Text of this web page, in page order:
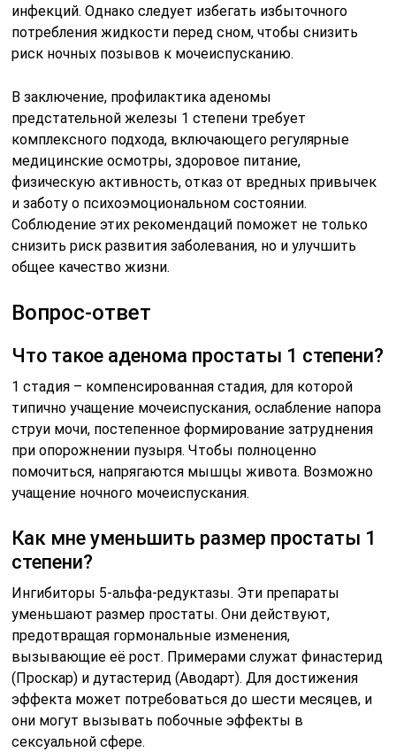
инфекций. Однако следует избегать избыточного
потребления жидкости перед сном, чтобы снизить
риск ночных позывов к мочеиспусканию.
В заключение, профилактика аденомы
предстательной железы 1 степени требует
комплексного подхода, включающего регулярные
медицинские осмотры, здоровое питание,
физическую активность, отказ от вредных привычек
и заботу о психоэмоциональном состоянии.
Соблюдение этих рекомендаций поможет не только
снизить риск развития заболевания, но и улучшить
общее качество жизни.
Вопрос-ответ
Что такое аденома простаты 1 степени?
1 стадия – компенсированная стадия, для которой
типично учащение мочеиспускания, ослабление напора
струи мочи, постепенное формирование затруднения
при опорожнении пузыря. Чтобы полноценно
помочиться, напрягаются мышцы живота. Возможно
учащение ночного мочеиспускания.
Как мне уменьшить размер простаты 1
степени?
Ингибиторы 5-альфа-редуктазы. Эти препараты
уменьшают размер простаты. Они действуют,
предотвращая гормональные изменения,
вызывающие её рост. Примерами служат финастерид
(Проскар) и дутастерид (Аводарт). Для достижения
эффекта может потребоваться до шести месяцев, и
они могут вызывать побочные эффекты в
сексуальной сфере.